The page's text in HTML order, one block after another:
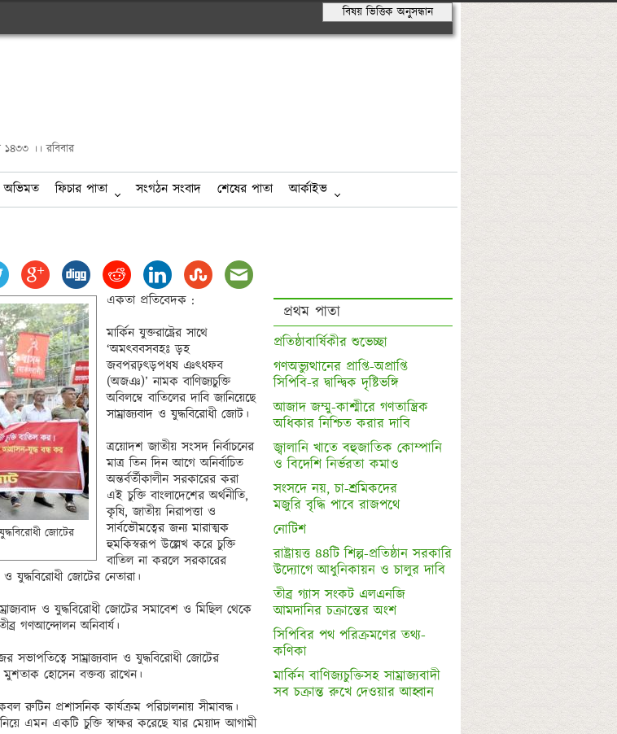
বিষয় ভিত্তিক অনুসন্ধান
।। রবিবার
অভিমত ফিচার পাতা সংগঠন সংবাদ শেষের পাতা আর্কাইভ
জোটের
একতা প্রতিবেদক :
মার্কিন যুক্তরাষ্ট্রের সাথে
‘অমৎববসবহঃ ড়হ
জবপরঢ়ৎড়পধষ ঞৎধফব
(অজঞ)’ নামক বাণিজ্যচুক্তি
অবিলম্বে বাতিলের দাবি জানিয়েছে
সাম্রাজ্যবাদ ও যুদ্ধবিরোধী জোট।
ত্রয়োদশ জাতীয় সংসদ নির্বাচনের
মাত্র তিন দিন আগে অনির্বাচিত
অন্তর্বর্তীকালীন সরকারের করা
এই চুক্তি বাংলাদেশের অর্থনীতি,
কৃষি, জাতীয় নিরাপত্তা ও
সার্বভৌমত্বের জন্য মারাত্মক
হুমকিস্বরূপ উল্লেখ করে চুক্তি
বাতিল না করলে সরকারের
যুদ্ধবিরোধী জোটের নেতারা।
ও যুদ্ধবিরোধী জোটের সমাবেশ ও মিছিল থেকে
গণআন্দোলন অনিবার্য।
সাম্রাজ্যবাদ ও যুদ্ধবিরোধী জোটের
মুশতাক হোসেন বক্তব্য রাখেন।
রুটিন প্রশাসনিক কার্যক্রম পরিচালনায় সীমাবদ্ধ।
এমন একটি চুক্তি স্বাক্ষর করেছে যার মেয়াদ আগামী
প্রথম পাতা
গণঅভ্যুত্থানের প্রাপ্তি-অপ্রাপ্তি
সিপিবি-র দ্বান্দ্বিক দৃষ্টিভঙ্গি
আজাদ জম্মু-কাশ্মীরে গণতান্ত্রিক
অধিকার নিশ্চিত করার দাবি
জ্বালানি খাতে বহুজাতিক কোম্পানি
সংসদে নয়, চা-শ্রমিকদের
নোটিশ
রাষ্ট্রায়ত্ত ৪৪টি শিল্প-প্রতিষ্ঠান সরকারি
তীব্র গ্যাস সংকট এলএনজি
সিপিবির পথ পরিক্রমণের তথ্য-
কণিকা
মার্কিন বাণিজ্যচুক্তিসহ সাম্রাজ্যবাদী